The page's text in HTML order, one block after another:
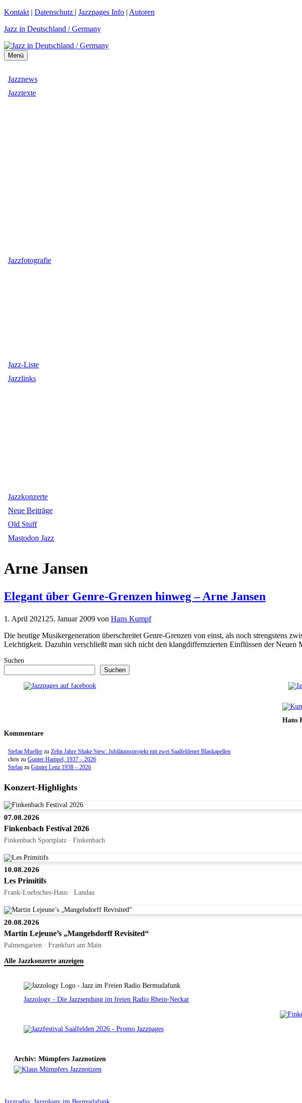
Zum
springen
Kontakt | Datenschutz | Jazzpages Info | Autoren
Jazz in Deutschland / Germany
Menü
Jazznews
Jazztexte
Jazzfotografie
Jazz-Liste
Jazzlinks
Jazzkonzerte
Neue Beiträge
Old Stuff
Mastodon Jazz
Arne Jansen
Elegant über Genre-Grenzen hinweg – Arne Jansen
1. April 2021 25. Januar 2009 von Hans Kumpf
Die heutige Musikergeneration überschreitet Genre-Grenzen von einst, als noch strengstens
Leichtigkeit. Dazuhin verschließt man sich nicht den klangdiffernzierten Einflüssen der
Suchen
Suchen
Hans
Kommentare
Stefan Mueller zu Zehn Jahre Shake Stew: Jubiläumsprojekt mit zwei Saalfeldener Blaskapellen
chris zu Gunter Hampel, 1937 – 2026
Stefan zu Günter Lenz 1938 – 2026
Konzert-Highlights
07.08.2026
Finkenbach Festival 2026
Finkenbach Sportplatz · Finkenbach
10.08.2026
Les Primitifs
Frank-Loebsches-Haus · Landau
20.08.2026
Martin Lejeune’s „Mangelsdorff Revisited“
Palmengarten · Frankfurt am Main
Alle Jazzkonzerte anzeigen
Jazzology - Die Jazzsendung im freien Radio Rhein-Neckar
Archiv: Mümpfers Jazznotizen